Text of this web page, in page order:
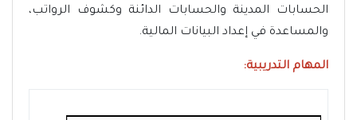
الحسابات المدينة والحسابات الدائنة وكشوف الرواتب،
والمساعدة في إعداد البيانات المالية.
المهام التدريبية: